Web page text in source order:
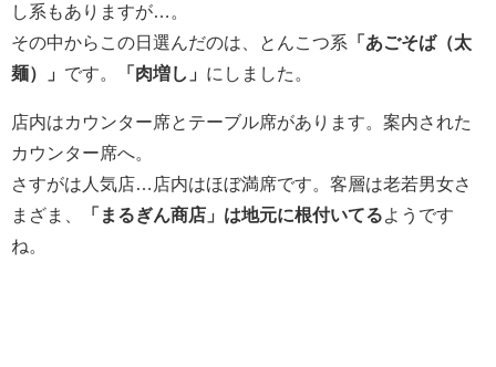
し系もありますが…。
その中からこの日選んだのは、とんこつ系 「あごそば（太
麺）」 です。 「肉増し」 にしました。
店内はカウンター席とテーブル席があります。案内された
カウンター席へ。
さすがは人気店…店内はほぼ満席です。客層は老若男女さ
まざま、
「まるぎん商店」は地元に根付いてる ようです
ね。